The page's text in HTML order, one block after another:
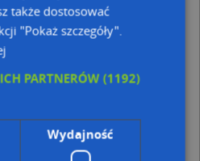
paczkowy, 62-030
ul. Wschodnia 5, 62-
Usługowe Tadex, ul.
030 Luboń
także dostosować
"Pokaż szczegóły".
PARTNERÓW(1192)
Wydajność